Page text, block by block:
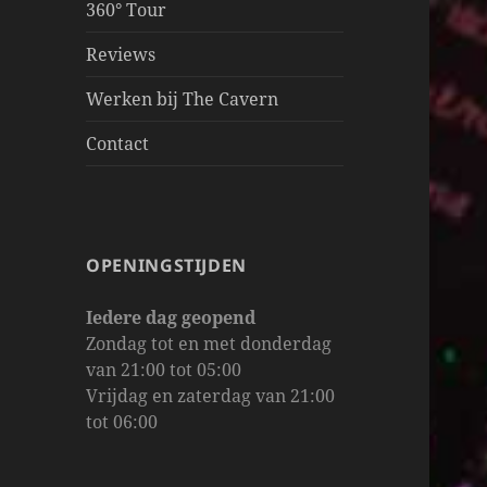
360° Tour
Reviews
Werken bij The Cavern
Contact
OPENINGSTIJDEN
Iedere dag geopend
Zondag tot en met donderdag
van 21:00 tot 05:00
Vrijdag en zaterdag van 21:00
tot 06:00